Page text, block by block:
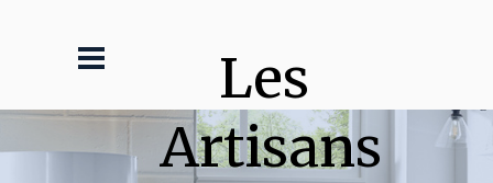
Les
Artisans